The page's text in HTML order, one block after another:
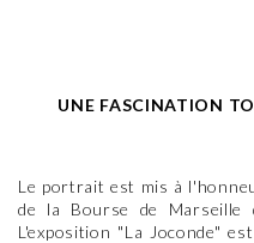
UNE FASCINATION
Le portrait est mis à
de la Bourse de
L'exposition "La Joconde"